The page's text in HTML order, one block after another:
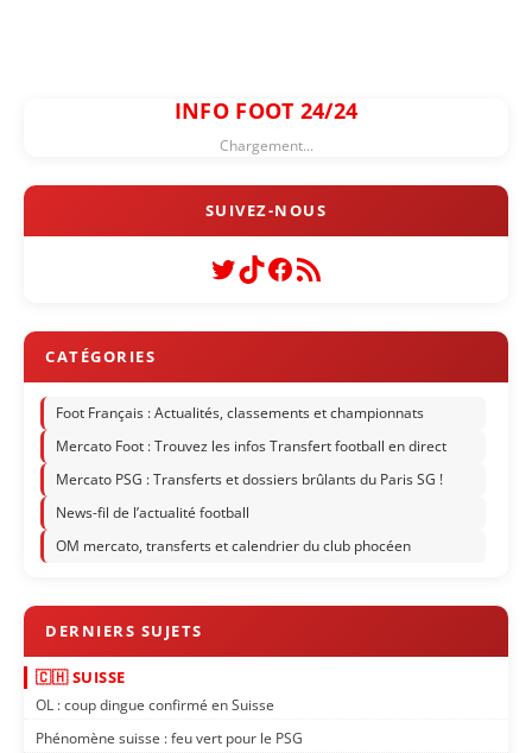
INFO FOOT 24/24
Chargement...
Twitter
TikTok
Facebook
Flux RSS
Foot Français : Actualités, classements et championnats
Mercato Foot : Trouvez les infos Transfert football en direct
Mercato PSG : Transferts et dossiers brûlants du Paris SG !
News-fil de l’actualité football
OM mercato, transferts et calendrier du club phocéen
🇨🇭 SUISSE
OL : coup dingue confirmé en Suisse
Phénomène suisse : feu vert pour le PSG